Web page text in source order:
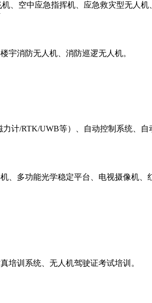
、空中应急指挥机、应急救灾型无人
宇消防无人机、消防巡逻无人机。
计/RTK/UWB等）、自动控制系统、
、多功能光学稳定平台、电视摄像机
培训系统、无人机驾驶证考试培训。